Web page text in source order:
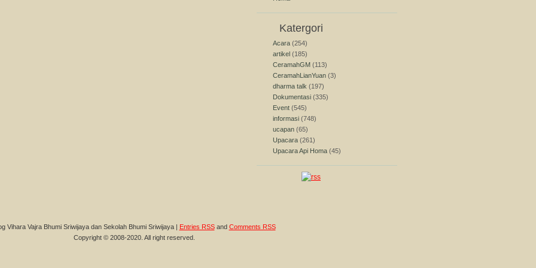
Katergori
Acara (254)
artikel (185)
CeramahGM (113)
CeramahLianYuan (3)
dharma talk (197)
Dokumentasi (335)
Event (545)
informasi (748)
ucapan (65)
Upacara (261)
Upacara Api Homa (45)
Vihara Vajra Bhumi Sriwijaya dan Sekolah Bhumi Sriwijaya | Entries RSSand Comments RSS
Copyright © 2008-2020. All right reserved.